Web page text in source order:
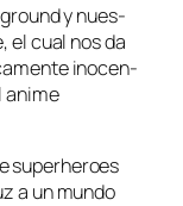
y nues­
el cual nos da
ino­cen­
ani­me
su­per­he­roes
a un mun­do